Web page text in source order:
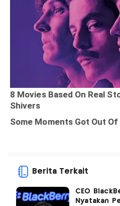
Berita Terkait
CEO
Nyatakan